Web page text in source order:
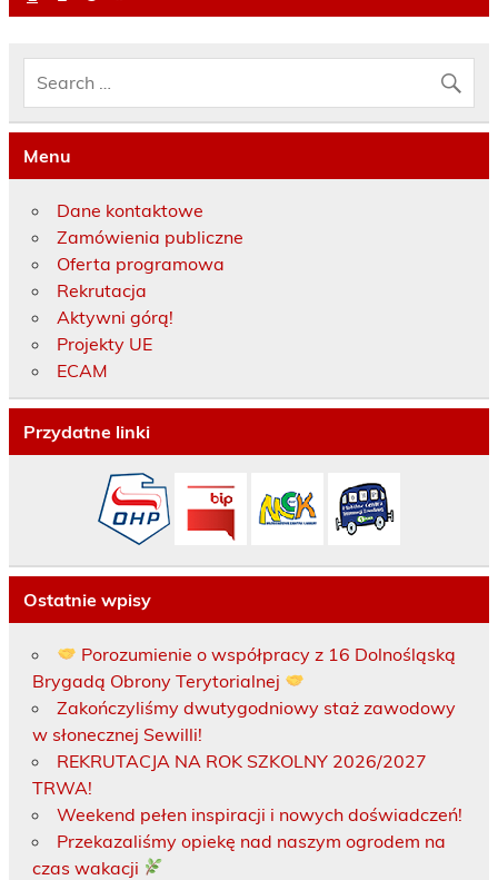
Menu
Dane kontaktowe
Zamówienia publiczne
Oferta programowa
Rekrutacja
Aktywni górą!
Projekty UE
ECAM
Przydatne linki
Ostatnie wpisy
Porozumienie o współpracy z 16 Dolnośląską
Brygadą Obrony Terytorialnej
Zakończyliśmy dwutygodniowy staż zawodowy
w słonecznej Sewilli!
REKRUTACJA NA ROK SZKOLNY 2026/2027
TRWA!
Weekend pełen inspiracji i nowych doświadczeń!
Przekazaliśmy opiekę nad naszym ogrodem na
czas wakacji